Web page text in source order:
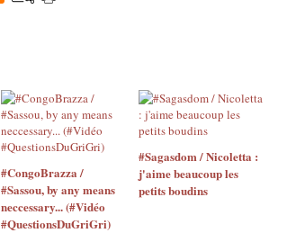
#CongoBrazza /
#Sassou, by any means
neccessary... (#Vidéo
#QuestionsDuGriGri)
#Sagasdom / Nicoletta :
j'aime beaucoup les
petits boudins